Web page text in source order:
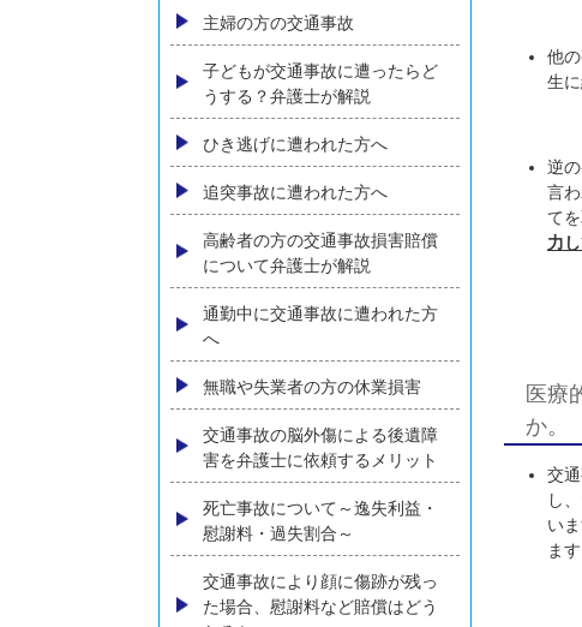
治療費を打ち切ると言われた
り、保険会社の対応にお悩みの
方へ
後遺障害認定をうけた後、相手
保険会社から示談の提示があっ
主婦の方の交通事故
子どもが交通事故に遭ったらど
うする？弁護士が解説
ひき逃げに遭われた方へ
高齢者の方の交通事故損害賠償
について弁護士が解説
通勤中に交通事故に遭われた方
へ